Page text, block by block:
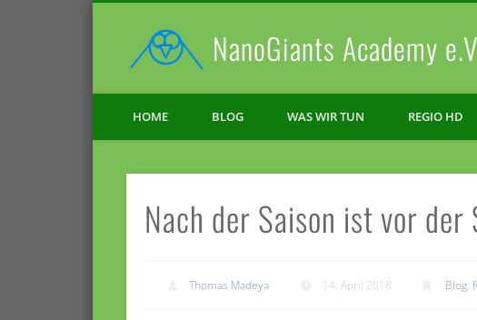
NanoGiants Academy
FacebookVimeo
HOME BLOG WAS WIR TUN REGIO HD
Nach der Saison ist vor
Thomas Madeya 14. April 2018 Blog,